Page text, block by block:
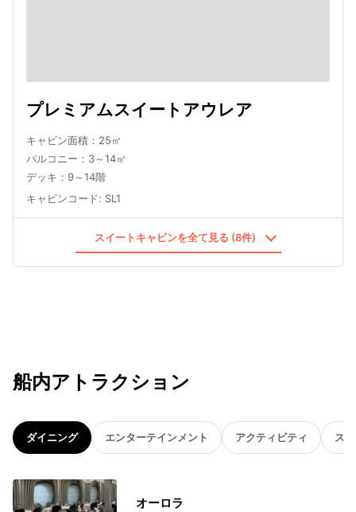
プレミアムスイートアウレア
キャビン面積：25㎡
バルコニー：3～14㎡
デッキ：9～14階
キャビンコード: SL1
スイートキャビンを全て見る (8件)
船内アトラクション
ダイニング エンターテインメント アクティビティ ス
オーロラ